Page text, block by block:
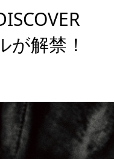
が解禁！